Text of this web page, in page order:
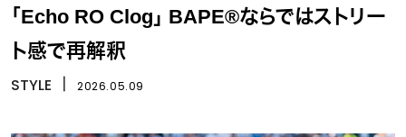
「Echo RO Clog」 BAPE®ならではストリー
ト感で再解釈
STYLE 2026.05.09